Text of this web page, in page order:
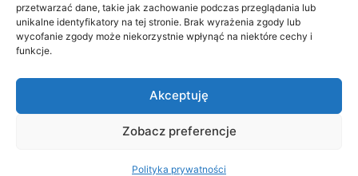
przetwarzać dane, takie jak zachowanie podczas przeglądania lub
unikalne identyfikatory na tej stronie. Brak wyrażenia zgody lub
wycofanie zgody może niekorzystnie wpłynąć na niektóre cechy i
funkcje.
Akceptuję
Zobacz preferencje
Polityka prywatności
Odpowiednie obuwie z podparciem dla stopy
zmniejsza obciążenie pleców.
?? Szczególnie ważne przy codziennym